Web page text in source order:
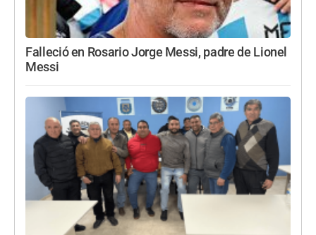
Falleció en Rosario Jorge Messi, padre de Lionel
Messi